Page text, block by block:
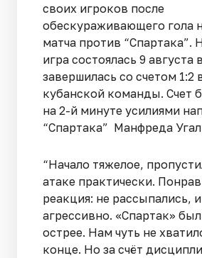
своих игроков после
обескураживающего гола
матча против “Спартака”.
игра состоялась 9 августа
завершилась со счетом 1:2
кубанской команды. Счет
на 2-й минуте усилиями
“Спартака” Манфреда
“Начало тяжелое,
атаке практически.
реакция: не рассыпались,
агрессивно. «Спартак»
острее. Нам чуть не
конце. Но за счёт